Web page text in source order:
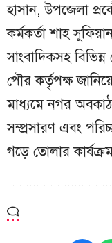
হাসান, উপজেলা
কর্মকর্তা শাহ
সাংবাদিকসহ
পৌর কর্তৃপক্ষ
মাধ্যমে নগর
সম্প্রসারণ এবং
গড়ে তোলার